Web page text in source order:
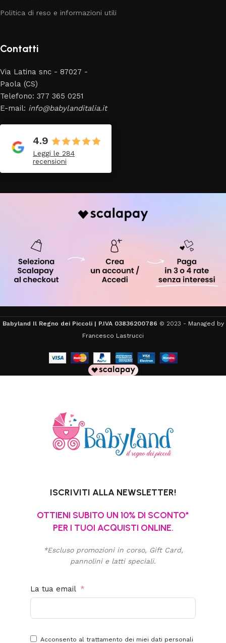
Politica di reso e informazioni utili
Contatti
Via Latina snc - 87027 -
Paola (CS)
Telefono: 377 365 0251
E-mail: info@babylanditalia.it
4.9
Leggi le 284
recensioni
Babyland Il Regno dei Piccoli | P.IVA 03836200786 © 2023 - Managed by
Francesco Lastrucci
ISCRIVITI ALLA NEWSLETTER!
OTTIENI SUBITO UN 10% DI SCONTO*
PER I TUOI ACQUISTI ONLINE.
*Escluso promozioni in corso, Gift Card,
pannolini e latti speciali.
La tua email
Acconsento al trattamento dei miei dati personali